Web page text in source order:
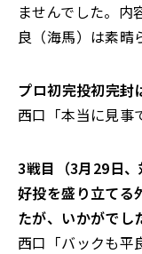
ませんでした。内
良（海馬）は素晴
――プロ初完投初完
西口「本当に見事
――3戦目（3月29日
好投を盛り立てる
たが、いかがでし
西口「バックも平